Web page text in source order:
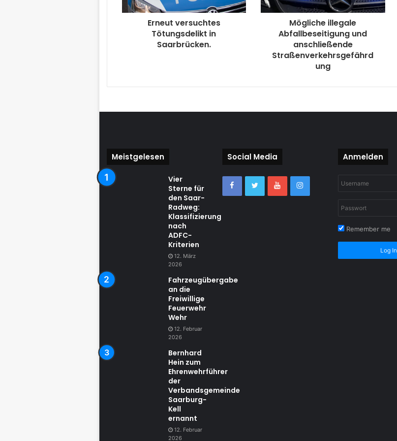
Erneut versuchtes
Tötungsdelikt in
Saarbrücken.
Mögliche illegale
Abfallbeseitigung und
anschließende
Straßenverkehrsgefährd
ung
Meistgelesen
Vier
Sterne für
den Saar-
Radweg:
Klassifizierung
nach
ADFC-
Kriterien
12. März
2026
Fahrzeugübergabe
an die
Freiwillige
Feuerwehr
Wehr
12. Februar
2026
Bernhard
Hein zum
Ehrenwehrführer
der
Verbandsgemeinde
Saarburg-
Kell
ernannt
12. Februar
2026
Social Media Anmelden
Remember me
Log In